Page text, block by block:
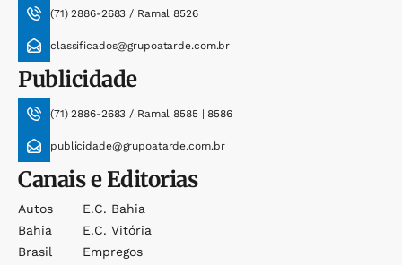
(71) 2886-2683 / Ramal 8526
classificados@grupoatarde.com.br
Publicidade
(71) 2886-2683 / Ramal 8585 | 8586
publicidade@grupoatarde.com.br
Canais e Editorias
Autos
Bahia
Brasil
E.c. Bahia
E.c. Vitória
Empregos